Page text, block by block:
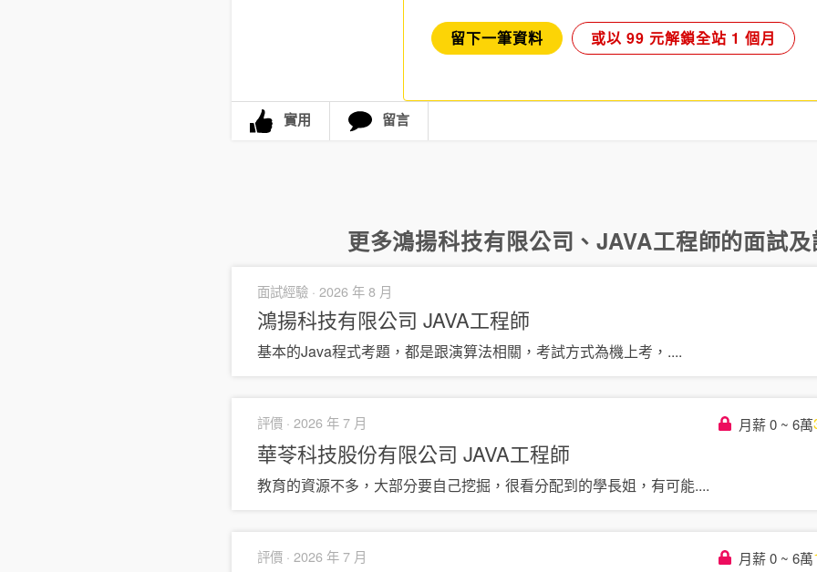
留下一筆資料 或以 99 元解鎖全站 1 個月
實用 留言
更多鴻揚科技有限公司 、JAVA工程師的面試
面試經驗 · 2026 年 8 月
鴻揚科技有限公司 JAVA工程師
基本的Java程式考題，都是跟演算法相關，考試方式為機上考， ....
評價 · 2026 年 7 月 月薪 0 ~ 6萬
華苓科技股份有限公司 JAVA工程師
教育的資源不多，大部分要自己挖掘，很看分配到的學長姐，有可能....
評價 · 2026 年 7 月 月薪 0 ~ 6萬